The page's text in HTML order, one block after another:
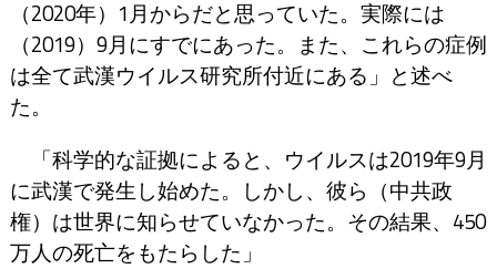
（2020年）1月からだと思っていた。実際には
（2019）9月にすでにあった。また、これらの症例
は全て武漢ウイルス研究所付近にある」と述べ
た。
「科学的な証拠によると、ウイルスは2019年9月
に武漢で発生し始めた。しかし、彼ら（中共政
権）は世界に知らせていなかった。その結果、450
万人の死亡をもたらした」